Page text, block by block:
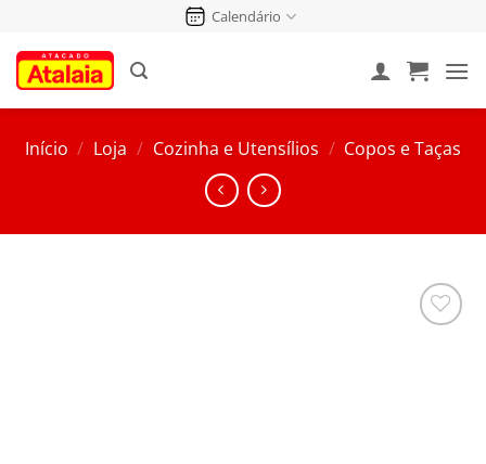
conteúdo
Calendário
Início / Loja / Cozinha e Utensílios / Copos e Taças